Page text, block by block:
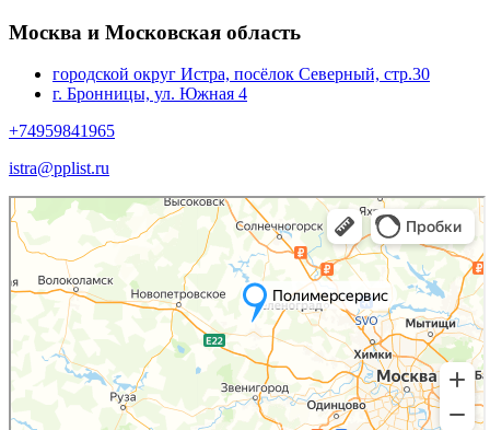
Москва и Московская область
городской округ Истра, посёлок Северный, стр.30
г. Бронницы, ул. Южная 4
+74959841965
istra@pplist.ru